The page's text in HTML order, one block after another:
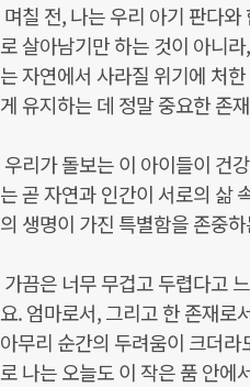
며칠 전, 나는 우리 아기 판다
로 살아남기만 하는 것이 아니
는 자연에서 사라질 위기에 처
게 유지하는 데 정말 중요한 존
우리가 돌보는 이 아이들이 건
는 곧 자연과 인간이 서로의 삶
의 생명이 가진 특별함을 존중
가끔은 너무 무겁고 두렵다고
요. 엄마로서, 그리고 한 존재로
아무리 순간의 두려움이 크더
로 나는 오늘도 이 작은 품 안에